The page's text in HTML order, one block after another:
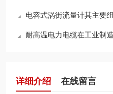
电容式涡街流量计其主要
耐高温电力电缆在工业制
详细介绍 在线留言